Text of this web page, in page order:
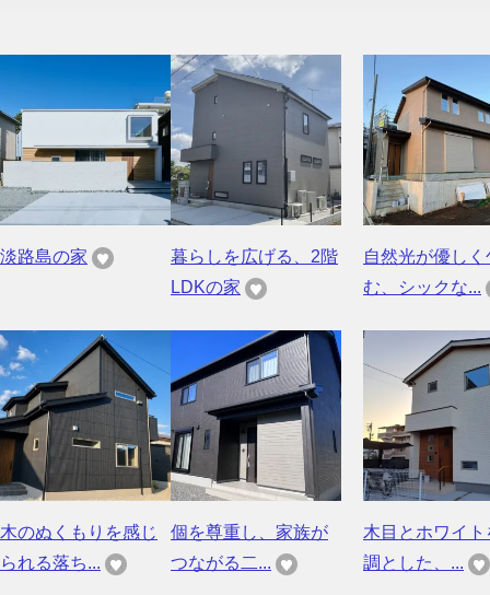
淡路島の家
暮らしを広げる、2階
LDKの家
自然光が優しく
む、シックな...
木のぬくもりを感じ
られる落ち...
個を尊重し、家族が
つながる二...
木目とホワイト
調とした、...